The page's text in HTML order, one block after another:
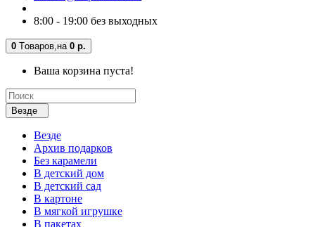
8:00 - 19:00 без выходных
0 Tоваров, на 0 р.
Ваша корзина пуста!
Везде
Везде
Архив подарков
Без карамели
В детский дом
В детский сад
В картоне
В мягкой игрушке
В пакетах